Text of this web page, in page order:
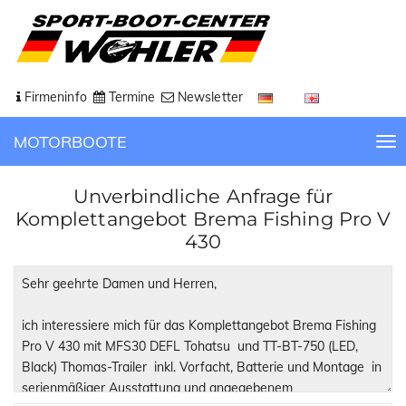
Firmeninfo Termine Newsletter
MOTORBOOTE
T
o
l
n
t
Unverbindliche Anfrage für
Komplettangebot Brema Fishing Pro V
430